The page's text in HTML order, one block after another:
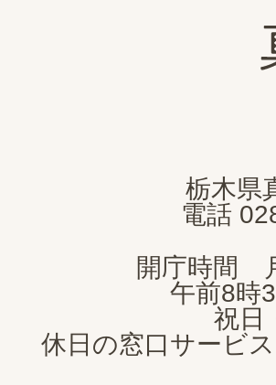
栃木県
電話
開庁時間
午前8時
祝日
休日の窓口サービ